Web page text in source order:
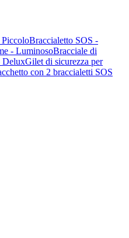
PiccoloBraccialetto SOS -
- LuminosoBracciale di
DeluxGilet di sicurezza per
con 2 braccialetti SOS